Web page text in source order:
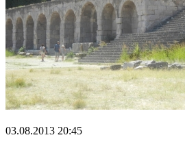
03.08.2013 20:45